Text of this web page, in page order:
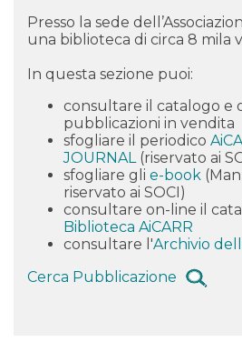
Presso la sede
una biblioteca di circa 8 mila
In questa sezione puoi:
consultare il catalogo e
pubblicazioni in vendita
sfogliare il periodico
JOURNAL (riservato ai
sfogliare gli e-book
riservato ai SOCI)
consultare on-line il
Biblioteca AiCARR
consultare l'Archivio
Cerca Pubblicazione